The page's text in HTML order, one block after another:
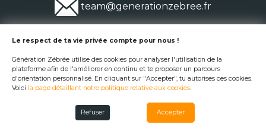
team@generationzebree.fr
© Génération Zébrée 2026
Le respect de ta vie privée compte pour nous !
Génération Zébrée utilise des cookies pour analyser l'utilisation de la
plateforme afin de l'améliorer en continu et te proposer un parcours
d'orientation personnalisé. En cliquant sur "Accepter", tu autorises ces cookies.
Voici la page détaillant notre politique relative aux cookies.
Refuser Accepter